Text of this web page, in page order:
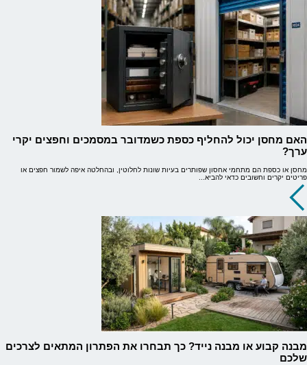
האם מחסן יכול להחליף כספת כשמדובר במסמכים וחפצים יקרי
ערך?
מחסן או כספת הם מתחמי אחסון שפותרים בעיות שונות לחלוטין, ובהחלטה איפה לשמור חפצים או
פריטים יקרים וחשובים כדאי להביא...
מבנה קבוע או מבנה נייד? כך תבחרו את הפתרון המתאים לצרכים
שלכם